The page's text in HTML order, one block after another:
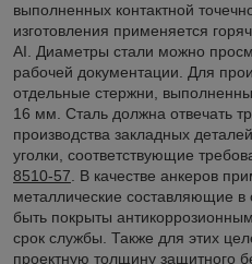
выполненных контактной
изготовления применяется
AI. Диаметры стали можно
рабочей документации. Для
отдельные стержни,
16 мм. Сталь должна отвечать
производства закладных
уголки, соответствующие
8510-57. В качестве анкеров
металлические составляющие
быть покрыты
срок службы. Также для этих
проектную толщину защитного